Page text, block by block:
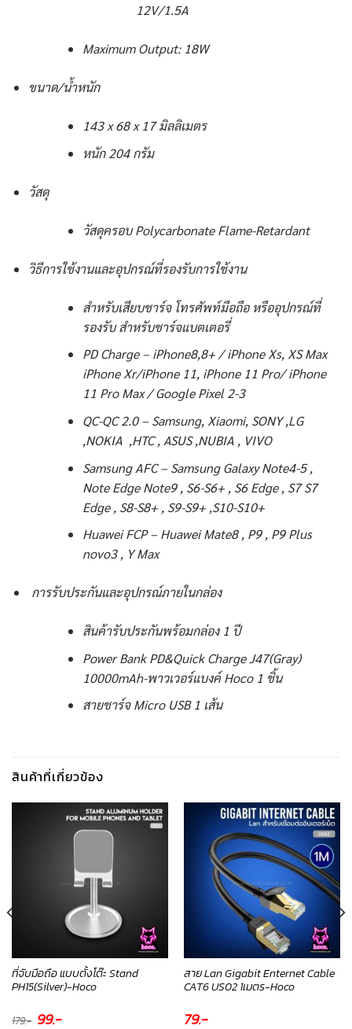
12V/1.5A
Maximum Output: 18W
ขนาด/น้ำหนัก
143 x 68 x 17 มิลลิเมตร
หนัก 204 กรัม
วัสดุ
วัสดุครอบ Polycarbonate Flame-Retardant
วิธีการใช้งานและอุปกรณ์ที่รองรับการใช้งาน
สำหรับเสียบชาร์จ โทรศัพท์มือถือ หรืออุปกรณ์ที่
รองรับ สำหรับชาร์จแบตเตอรี่
PD Charge – iPhone8,8+ / iPhone Xs, XS Max
iPhone Xr/iPhone 11, iPhone 11 Pro/ iPhone
11 Pro Max / Google Pixel 2-3
QC-QC 2.0 – Samsung, Xiaomi, SONY ,LG
,NOKIA ,HTC , ASUS ,NUBIA , VIVO
Samsung AFC – Samsung Galaxy Note4-5 ,
Note Edge Note9 , S6-S6+ , S6 Edge , S7 S7
Edge , S8-S8+ , S9-S9+ ,S10-S10+
Huawei FCP – Huawei Mate8 , P9 , P9 Plus
novo3 , Y Max
การรับประกันและอุปกรณ์ภายในกล่อง
สินค้ารับประกันพร้อมกล่อง 1 ปี
Power Bank PD&Quick Charge J47(Gray)
10000mAh-พาวเวอร์แบงค์ Hoco 1 ชิ้น
สายชาร์จ Micro USB 1 เส้น
สินค้าที่เกี่ยวข้อง
ที่จับมือถือ แบบตั้งโต๊ะ Stand
PH15(Silver)-Hoco
179.- Original
99.-Current
สาย Lan Gigabit Enternet Cable
CAT6 US02 1เมตร-Hoco
79.-